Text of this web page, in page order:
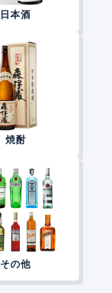
日本酒
焼酎
その他